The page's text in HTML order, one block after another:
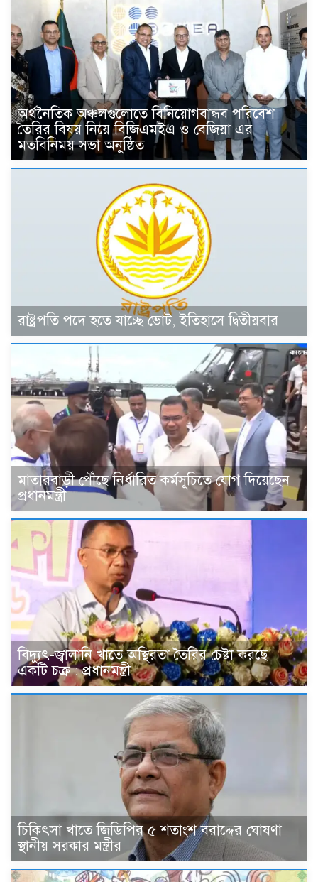
অর্থনৈতিক অঞ্চলগুলোতে বিনিয়োগবান্ধব পরিবেশ
তৈরির বিষয় নিয়ে বিজিএমইএ ও বেজিয়া এর
মতবিনিময় সভা অনুষ্ঠিত
রাষ্ট্রপতি পদে হতে যাচ্ছে ভোট, ইতিহাসে দ্বিতীয়বার
মাতারবাড়ী পৌঁছে নির্ধারিত কর্মসূচিতে যোগ দিয়েছেন
প্রধানমন্ত্রী
বিদ্যুৎ-জ্বালানি খাতে অস্থিরতা তৈরির চেষ্টা করছে
একটি চক্র : প্রধানমন্ত্রী
চিকিৎসা খাতে জিডিপির ৫ শতাংশ বরাদ্দের ঘোষণা
স্থানীয় সরকার মন্ত্রীর